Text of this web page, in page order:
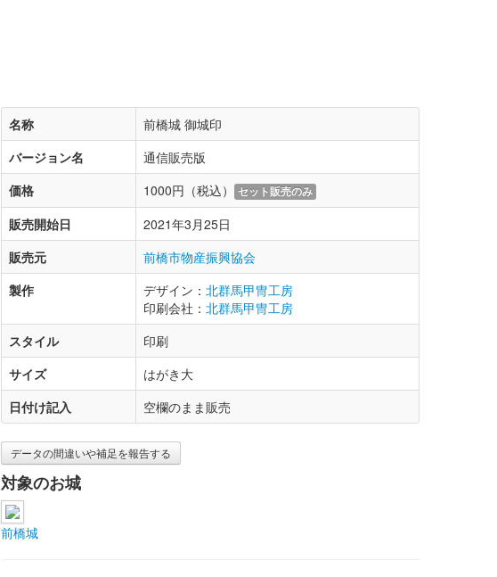
名称
前橋城 御城印
バージョン名
通信販売版
価格
1000円（税込） セット販売のみ
販売開始日
2021年3月25日
販売元
前橋市物産振興協会
製作
デザイン： 北群馬甲冑工房
印刷会社： 北群馬甲冑工房
スタイル
印刷
サイズ
はがき大
日付け記入
空欄のまま販売
データの間違いや補足を報告する
対象のお城
前橋城